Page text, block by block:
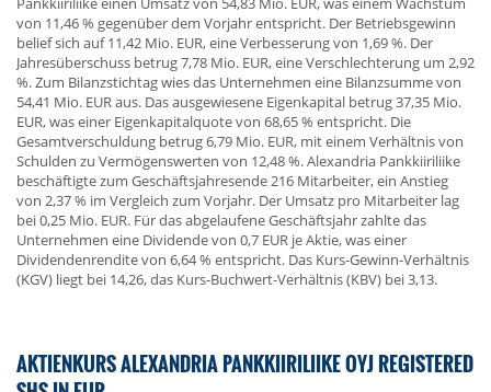
von 11,46 % gegenüber dem Vorjahr entspricht. Der Betriebsgewinn
belief sich auf 11,42 Mio. EUR, eine Verbesserung von 1,69 %. Der
Jahresüberschuss betrug 7,78 Mio. EUR, eine Verschlechterung um 2,92
%. Zum Bilanzstichtag wies das Unternehmen eine Bilanzsumme von
54,41 Mio. EUR aus. Das ausgewiesene Eigenkapital betrug 37,35 Mio.
EUR, was einer Eigenkapitalquote von 68,65 % entspricht. Die
Gesamtverschuldung betrug 6,79 Mio. EUR, mit einem Verhältnis von
Schulden zu Vermögenswerten von 12,48 %. Alexandria Pankkiiriliike
beschäftigte zum Geschäftsjahresende 216 Mitarbeiter, ein Anstieg
von 2,37 % im Vergleich zum Vorjahr. Der Umsatz pro Mitarbeiter lag
bei 0,25 Mio. EUR. Für das abgelaufene Geschäftsjahr zahlte das
Unternehmen eine Dividende von 0,7 EUR je Aktie, was einer
Dividendenrendite von 6,64 % entspricht. Das Kurs-Gewinn-Verhältnis
(KGV) liegt bei 14,26, das Kurs-Buchwert-Verhältnis (KBV) bei 3,13.
AKTIENKURS ALEXANDRIA PANKKIIRILIIKE OYJ REGISTERED